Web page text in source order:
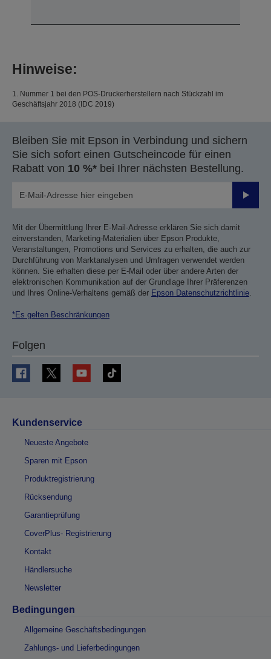
Hinweise:
1. Nummer 1 bei den POS-Druckerherstellern nach Stückzahl im
Geschäftsjahr 2018 (IDC 2019)
Bleiben Sie mit Epson in Verbindung und sichern
Sie sich sofort einen Gutscheincode für einen
Rabatt von 10 %* bei Ihrer nächsten Bestellung.
Mit der Übermittlung Ihrer E-Mail-Adresse erklären Sie sich damit
einverstanden, Marketing-Materialien über Epson Produkte,
Veranstaltungen, Promotions und Services zu erhalten, die auch zur
Durchführung von Marktanalysen und Umfragen verwendet werden
können. Sie erhalten diese per E-Mail oder über andere Arten der
elektronischen Kommunikation auf der Grundlage Ihrer Präferenzen
und Ihres Online-Verhaltens gemäß der Epson Datenschutzrichtlinie.
*Es gelten Beschränkungen
Folgen
Kundenservice
Neueste Angebote
Sparen mit Epson
Produktregistrierung
Rücksendung
Garantieprüfung
CoverPlus- Registrierung
Kontakt
Händlersuche
Newsletter
Bedingungen
Allgemeine Geschäftsbedingungen
Zahlungs- und Lieferbedingungen